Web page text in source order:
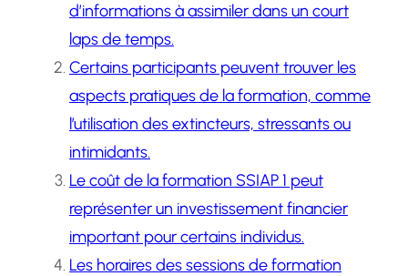
d’informations à assimiler dans un court
laps de temps.
Certains participants peuvent trouver les
aspects pratiques de la formation, comme
l’utilisation des extincteurs, stressants ou
intimidants.
Le coût de la formation SSIAP 1 peut
représenter un investissement financier
important pour certains individus.
Les horaires des sessions de formation